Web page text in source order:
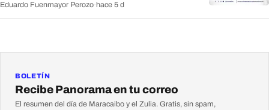
Eduardo Fuenmayor Perozo hace 5 d
BOLETÍN
Recibe Panorama en tu correo
El resumen del día de Maracaibo y el Zulia. Gratis, sin spam,